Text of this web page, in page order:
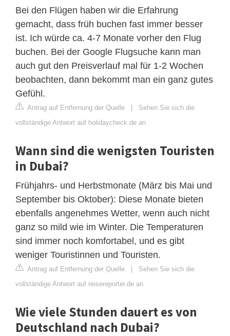
Bei den Flügen haben wir die Erfahrung
gemacht, dass früh buchen fast immer besser
ist. Ich würde ca. 4-7 Monate vorher den Flug
buchen. Bei der Google Flugsuche kann man
auch gut den Preisverlauf mal für 1-2 Wochen
beobachten, dann bekommt man ein ganz gutes
Gefühl.
Antrag auf Entfernung der Quelle | Sehen Sie sich die
vollständige Antwort auf holidaycheck.de an
Wann sind die wenigsten Touristen
in Dubai?
Frühjahrs- und Herbstmonate (März bis Mai und
September bis Oktober): Diese Monate bieten
ebenfalls angenehmes Wetter, wenn auch nicht
ganz so mild wie im Winter. Die Temperaturen
sind immer noch komfortabel, und es gibt
weniger Touristinnen und Touristen.
Antrag auf Entfernung der Quelle | Sehen Sie sich die
vollständige Antwort auf reisereporter.de an
Wie viele Stunden dauert es von
Deutschland nach Dubai?